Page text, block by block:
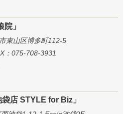
」
東山区博多町112-5
：075-708-3931
店 STYLE for Biz」